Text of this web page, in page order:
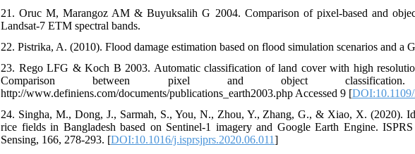
21. Oruc M, Marangoz AM & Buyuksalih G 2004. Comparison of pixel-based and
Landsat-7 ETM spectral bands.
22. Pistrika, A. (2010). Flood damage estimation based on flood simulation scenarios and a
23. Rego LFG & Koch B 2003. Automatic classification of land cover with high
Comparison between pixel and object
http://www.definiens.com/documents/publications_earth2003.php Accessed 9 [
24. Singha, M., Dong, J., Sarmah, S., You, N., Zhou, Y., Zhang, G., & Xiao, X. (2020).
rice fields in Bangladesh based on Sentinel-1 imagery and Google Earth Engine.
Sensing, 166, 278-293. [DOI:10.1016/j.isprsjprs.2020.06.011]